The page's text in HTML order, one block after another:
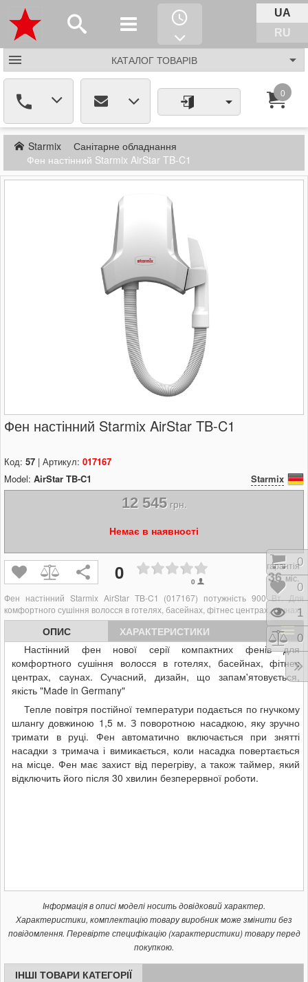
UA
RU
КАТАЛОГ ТОВАРІВ
0
Starmix
Санітарне обладнання
Фен настінний Starmix AirStar TB-C1
Фен настінний Starmix AirStar TB-C1
Код: 57 | Артикул: 017167
Model: AirStar TB-C1 Starmix
12 545грн.
Немає в наявності
0 0
гарантія
36 міс.
Фен настінний Starmix AirStar TB-C1 (017167) потужність 900 Вт. Для
комфортного сушіння волосся в готелях, басейнах, фітнес центрах, саунах.
ОПИС
ХАРАКТЕРИСТИКИ
Настінний фен нової серії компактних фенів для
комфортного сушіння волосся в готелях, басейнах, фітнес
центрах, саунах. Сучасний, дизайн, що запам'ятовується,
якість "Мade in Germany"
Тепле повітря постійної температури подається по гнучкому
шлангу довжиною 1,5 м. З поворотною насадкою, яку зручно
тримати в руці. Фен автоматично включається при знятті
насадки з тримача і вимикається, коли насадка повертається
на місце. Фен має захист від перегріву, а також таймер, який
відключить його після 30 хвилин безперервної роботи.
Інформація в описі моделі носить довідковий характер.
Характеристики, комплектацію товару виробник може змінити без
повідомлення. Перевірте специфікацію (характеристики) товару перед
покупкою.
ІНШІ ТОВАРИ КАТЕГОРІЇ
0
0
1
0